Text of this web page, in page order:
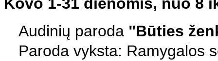
Audinių paroda "Būties
Paroda vyksta: Ramygalos